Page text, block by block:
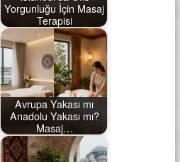
Yorgunluğu İçin Masaj
Terapisi
Avrupa Yakası mı
Anadolu Yakası mı?
Masaj…